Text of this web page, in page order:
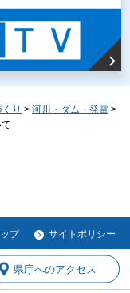
り > 河川・ダム・発電 >
プ サイトポリシー
県庁へのアクセス